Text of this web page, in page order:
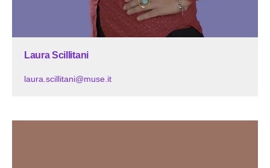
Laura Scillitani
laura.scillitani@muse.it